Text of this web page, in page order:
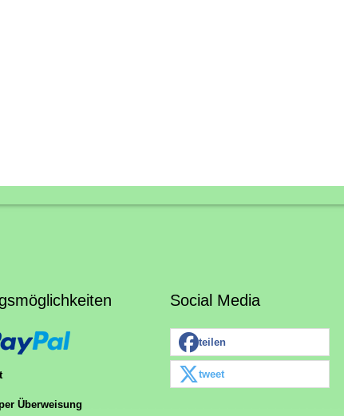
Überweisung
Social Media
teilen
tweet